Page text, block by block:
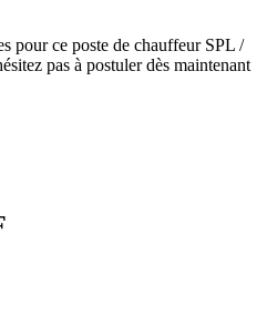
pour ce poste de chauffeur SPL /
pas à postuler dès maintenant